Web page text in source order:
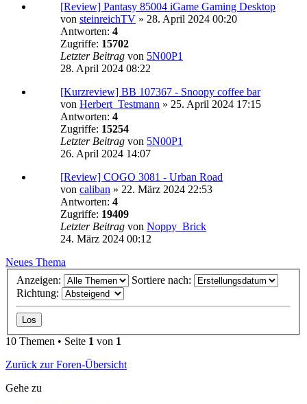
[Review] Pantasy 85004 iGame Gaming Desktop
von steinreichTV » 28. April 2024 00:20
Antworten: 4
Zugriffe: 15702
Letzter Beitrag von 5N00P1
28. April 2024 08:22
[Kurzreview] BB 107367 - Snoopy coffee bar
von Herbert_Testmann » 25. April 2024 17:15
Antworten: 4
Zugriffe: 15254
Letzter Beitrag von 5N00P1
26. April 2024 14:07
[Review] COGO 3081 - Urban Road
von caliban » 22. März 2024 22:53
Antworten: 4
Zugriffe: 19409
Letzter Beitrag von Noppy_Brick
24. März 2024 00:12
Neues Thema
Anzeigen:
Sortiere nach:
Richtung:
10 Themen • Seite 1 von 1
Zurück zur Foren-Übersicht
Gehe zu